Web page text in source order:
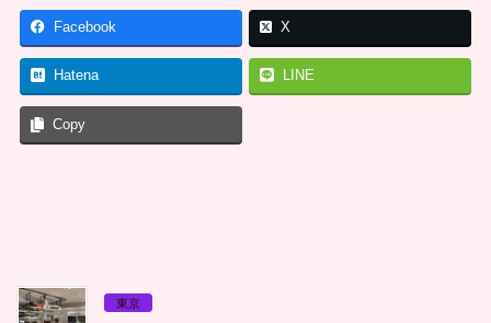
Facebook X
Hatena LINE
Copy
東京